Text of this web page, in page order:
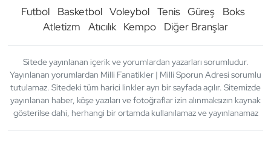
Futbol Basketbol Voleybol Tenis Güreş
Boks
Atletizm
Atıcılık Kempo Diğer Branşlar
Sitede yayınlanan içerik ve yorumlardan yazarları sorumludur.
Yayınlanan yorumlardan Milli Fanatikler | Milli Sporun Adresi sorumlu
tutulamaz. Sitedeki tüm harici linkler ayrı bir sayfada açılır. Sitemizde
yayınlanan haber, köşe yazıları ve fotoğraflar izin alınmaksızın kaynak
gösterilse dahi, herhangi bir ortamda kullanılamaz ve yayınlanamaz